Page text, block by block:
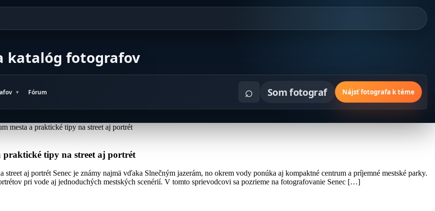
katalóg fotografov
Fórum ⌕ Som fotograf Nájsť fotografa k téme
mesta a praktické tipy na street aj portrét
praktické tipy na street aj portrét
street aj portrét Senec je známy najmä vďaka Slnečným jazerám, no okrem vody ponúka aj kompaktné centrum a príjemné mestské parky.
pri vode aj jednoduchých mestských scenérií. V tomto sprievodcovi sa pozrieme na fotografovanie Senec […]